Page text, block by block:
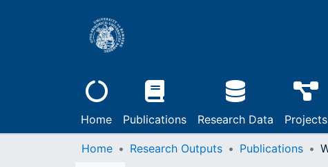
Home Publications Research Data Projects
Home Research Outputs Publications